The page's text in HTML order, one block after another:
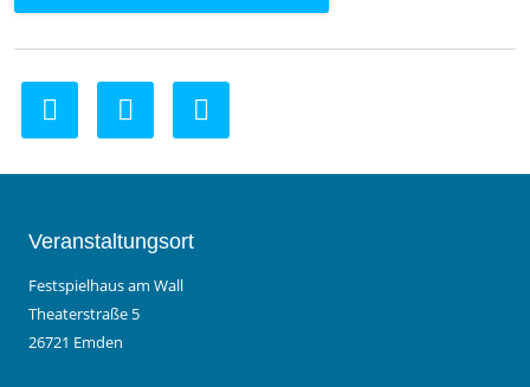
Veranstaltungsort
Festspielhaus am Wall
Theaterstraße 5
26721 Emden